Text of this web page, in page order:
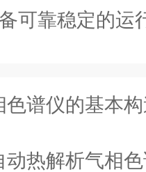
可靠稳定的运
色谱仪的基本
热解析气相色谱